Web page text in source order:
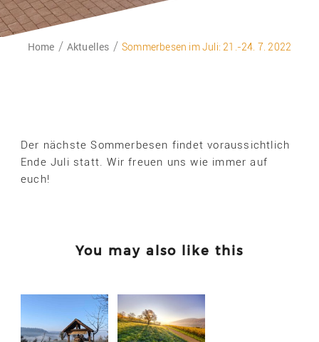
Home Aktuelles Sommerbesen im Juli: 21.-24. 7. 2022
Der nächste Sommerbesen findet voraussichtlich
Ende Juli statt. Wir freuen uns wie immer auf
euch!
You may also like this